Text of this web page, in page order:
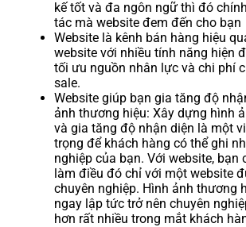
kế tốt và đa ngôn ngữ thì đó
tác mà website đem đến cho bạn
Website là kênh bán hàng hiệu
website với nhiều tính năng hiện
tối ưu nguồn nhân lực và chi phí
sale.
Website giúp bạn gia tăng độ
ảnh thương hiệu: Xây dựng hình
và gia tăng độ nhận diện là một
trọng để khách hàng có thể ghi
nghiệp của bạn. Với website, bạn
làm điều đó chỉ với một website
chuyên nghiệp. Hình ảnh thương
ngay lập tức trở nên chuyên
hơn rất nhiều trong mắt khách